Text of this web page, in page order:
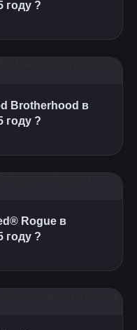
году ?
Brotherhood в
году ?
Rogue в
году ?